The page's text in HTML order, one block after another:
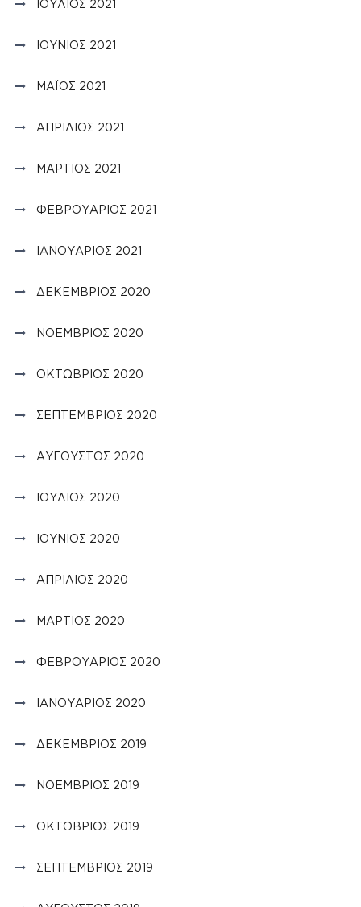
ΙΟΎΛΙΟΣ 2021
ΙΟΎΝΙΟΣ 2021
ΜΆΙΟΣ 2021
ΑΠΡΊΛΙΟΣ 2021
ΜΆΡΤΙΟΣ 2021
ΦΕΒΡΟΥΆΡΙΟΣ 2021
ΙΑΝΟΥΆΡΙΟΣ 2021
ΔΕΚΈΜΒΡΙΟΣ 2020
ΝΟΈΜΒΡΙΟΣ 2020
ΟΚΤΏΒΡΙΟΣ 2020
ΣΕΠΤΈΜΒΡΙΟΣ 2020
ΑΎΓΟΥΣΤΟΣ 2020
ΙΟΎΛΙΟΣ 2020
ΙΟΎΝΙΟΣ 2020
ΑΠΡΊΛΙΟΣ 2020
ΜΆΡΤΙΟΣ 2020
ΦΕΒΡΟΥΆΡΙΟΣ 2020
ΙΑΝΟΥΆΡΙΟΣ 2020
ΔΕΚΈΜΒΡΙΟΣ 2019
ΝΟΈΜΒΡΙΟΣ 2019
ΟΚΤΏΒΡΙΟΣ 2019
ΣΕΠΤΈΜΒΡΙΟΣ 2019